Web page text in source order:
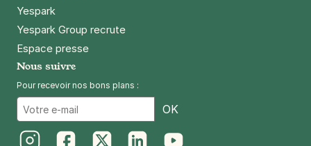
Yespark
Yespark Group recrute
Espace presse
Nous suivre
Pour recevoir nos bons plans :
OK